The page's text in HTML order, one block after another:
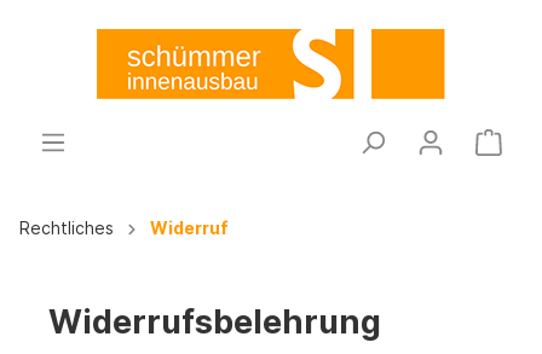
Rechtliches Widerruf
Widerrufsbelehrung